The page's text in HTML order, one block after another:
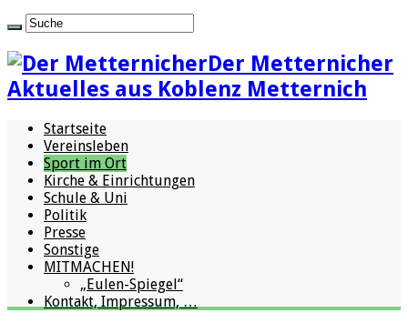
Der Metternicher
Aktuelles aus Koblenz Metternich
Startseite
Vereinsleben
Sport im Ort
Kirche & Einrichtungen
Schule & Uni
Politik
Presse
Sonstige
MITMACHEN!
„Eulen-Spiegel“
Kontakt, Impressum, …